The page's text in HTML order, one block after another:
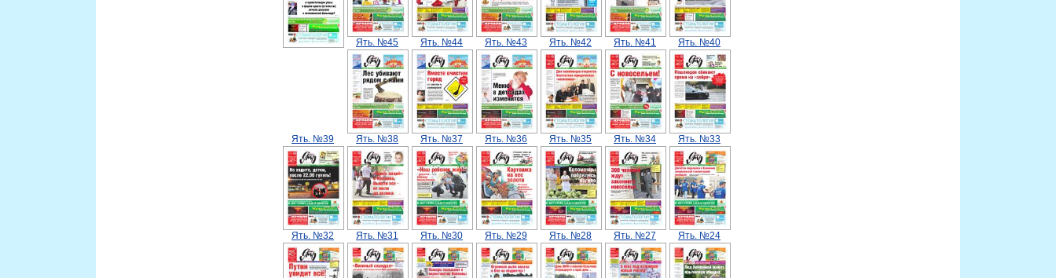
Ять. №45 Ять. №44 Ять. №43 Ять. №42 Ять. №41 Ять. №40
Ять. №39 Ять. №38 Ять. №37 Ять. №36 Ять. №35 Ять. №34 Ять. №33
Ять. №32 Ять. №31 Ять. №30 Ять. №29 Ять. №28 Ять. №27 Ять. №24